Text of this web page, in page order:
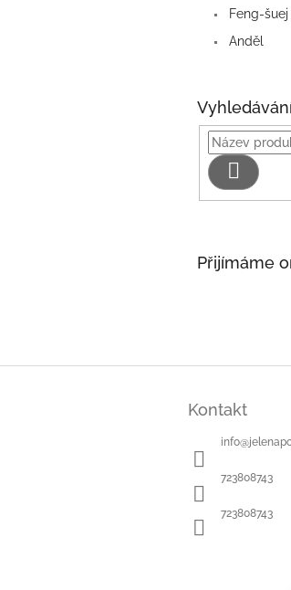
Feng-
Anděl
Hledat
Přijímáme
Kontakt
info@
723808743
723808743